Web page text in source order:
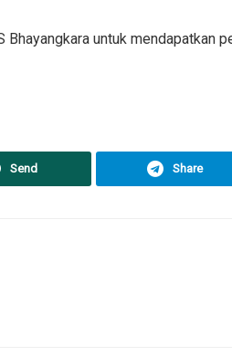
untuk mendapatkan
Send Share